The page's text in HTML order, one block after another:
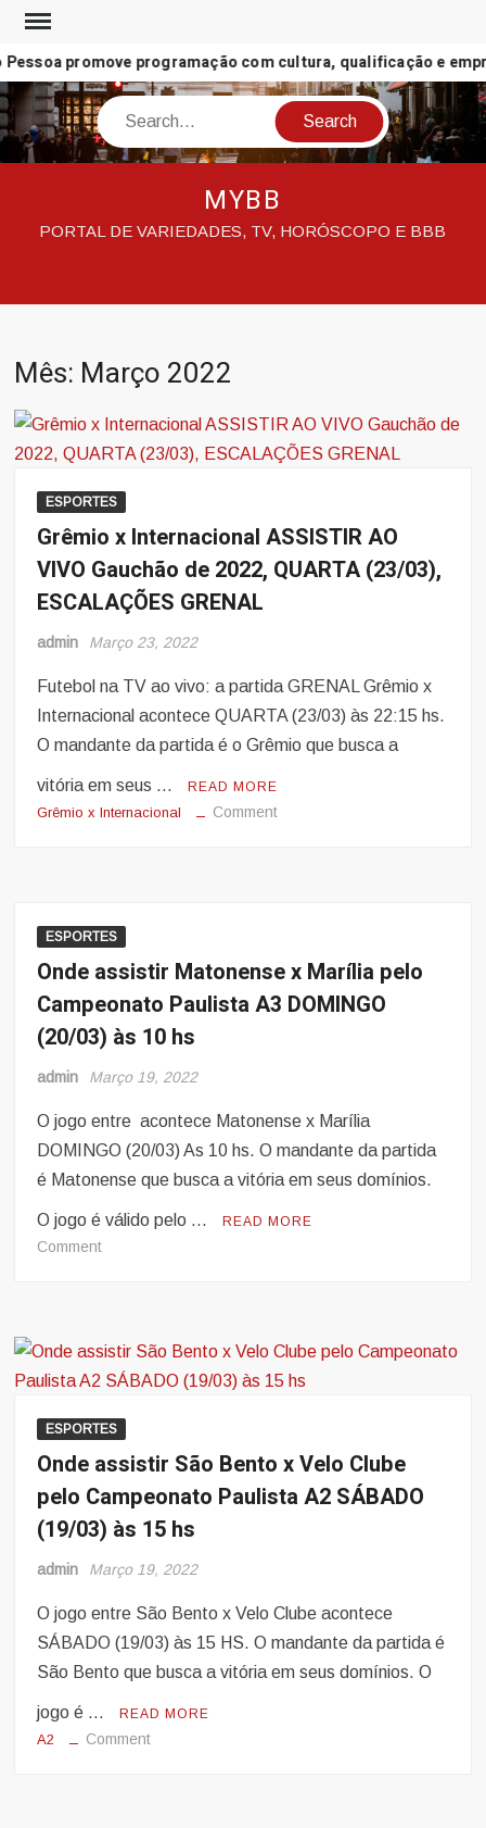
Skip
contentpromove programação com cultura, qualificação e
Search
MYBB
PORTAL DE VARIEDADES, TV, HORÓSCOPO E BBB
Mês: Março 2022
ESPORTES
Grêmio x Internacional ASSISTIR AO
VIVO Gauchão de 2022, QUARTA (23/03),
ESCALAÇÕES GRENAL
admin Março 23, 2022
Futebol na TV ao vivo: a partida GRENAL Grêmio x
Internacional acontece QUARTA (23/03) às 22:15 hs.
O mandante da partida é o Grêmio que busca a
vitória em seus … READ MORE
Grêmio x Internacional Commenton
VIVO
de
ESCALAÇÕES
ESPORTES
Onde assistir Matonense x Marília pelo
Campeonato Paulista A3 DOMINGO
(20/03) às 10 hs
admin Março 19, 2022
O jogo entre acontece Matonense x Marília
DOMINGO (20/03) As 10 hs. O mandante da partida
é Matonense que busca a vitória em seus domínios.
O jogo é válido pelo … READ MORE
Commenton
x
Marília
Campeonato
Paulista
A3
DOMINGO
(20/03)
às
10
ESPORTES
Onde assistir São Bento x Velo Clube
pelo Campeonato Paulista A2 SÁBADO
(19/03) às 15 hs
admin Março 19, 2022
O jogo entre São Bento x Velo Clube acontece
SÁBADO (19/03) às 15 HS. O mandante da partida é
São Bento que busca a vitória em seus domínios. O
jogo é … READ MORE
A2 Commenton